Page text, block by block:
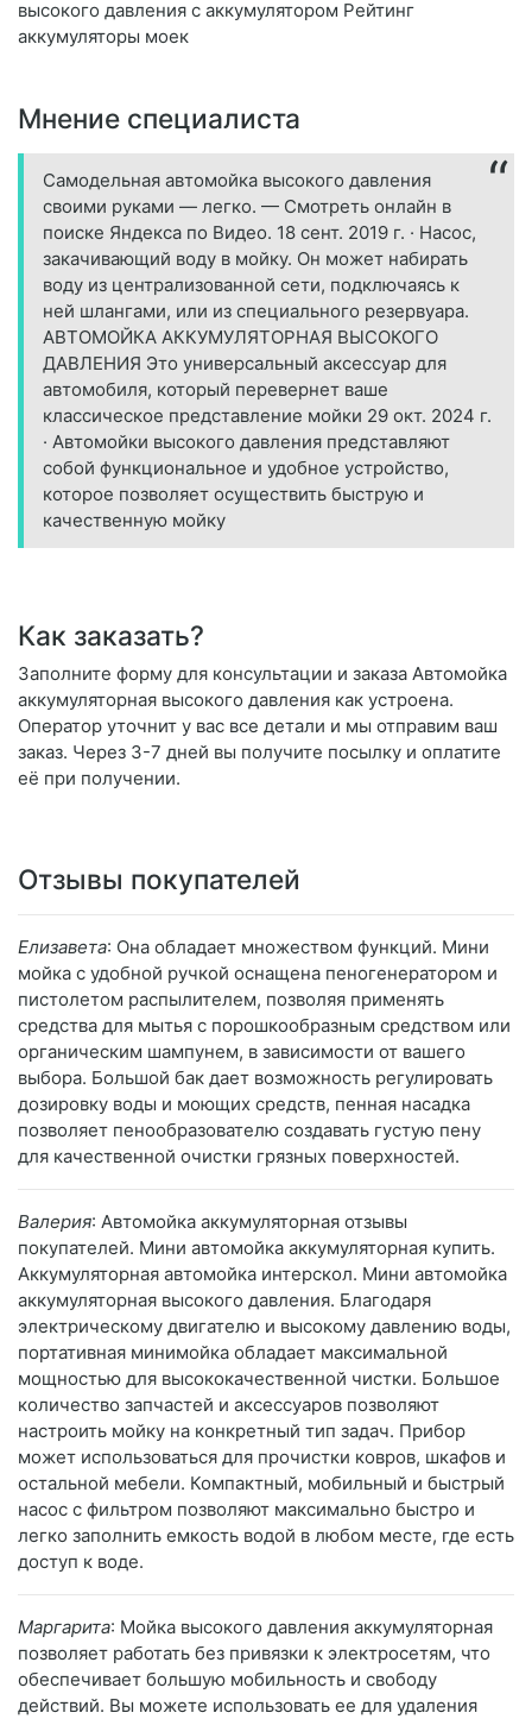
высокого давления с аккумулятором Рейтинг
аккумуляторы моек
Мнение специалиста
Самодельная автомойка высокого давления
своими руками — легко. — Смотреть онлайн в
поиске Яндекса по Видео. 18 сент. 2019 г. · Насос,
закачивающий воду в мойку. Он может набирать
воду из централизованной сети, подключаясь к
ней шлангами, или из специального резервуара.
АВТОМОЙКА АККУМУЛЯТОРНАЯ ВЫСОКОГО
ДАВЛЕНИЯ Это универсальный аксессуар для
автомобиля, который перевернет ваше
классическое представление мойки 29 окт. 2024 г.
· Автомойки высокого давления представляют
собой функциональное и удобное устройство,
которое позволяет осуществить быструю и
качественную мойку
Как заказать?
Заполните форму для консультации и заказа Автомойка
аккумуляторная высокого давления как устроена.
Оператор уточнит у вас все детали и мы отправим ваш
заказ. Через 3-7 дней вы получите посылку и оплатите
её при получении.
Отзывы покупателей
Елизавета: Она обладает множеством функций. Мини
мойка с удобной ручкой оснащена пеногенератором и
пистолетом распылителем, позволяя применять
средства для мытья с порошкообразным средством или
органическим шампунем, в зависимости от вашего
выбора. Большой бак дает возможность регулировать
дозировку воды и моющих средств, пенная насадка
позволяет пенообразователю создавать густую пену
для качественной очистки грязных поверхностей.
Валерия: Автомойка аккумуляторная отзывы
покупателей. Мини автомойка аккумуляторная купить.
Аккумуляторная автомойка интерскол. Мини автомойка
аккумуляторная высокого давления. Благодаря
электрическому двигателю и высокому давлению воды,
портативная минимойка обладает максимальной
мощностью для высококачественной чистки. Большое
количество запчастей и аксессуаров позволяют
настроить мойку на конкретный тип задач. Прибор
может использоваться для прочистки ковров, шкафов и
остальной мебели. Компактный, мобильный и быстрый
насос с фильтром позволяют максимально быстро и
легко заполнить емкость водой в любом месте, где есть
доступ к воде.
Маргарита: Мойка высокого давления аккумуляторная
позволяет работать без привязки к электросетям, что
обеспечивает большую мобильность и свободу
действий. Вы можете использовать ее для удаления